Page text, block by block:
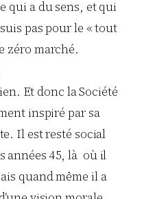
qui a du sens, et qui
pas pour le « tout
zéro marché.
Et donc la Société
inspiré par sa
Il est resté social
années 45, là où il
quand même il a